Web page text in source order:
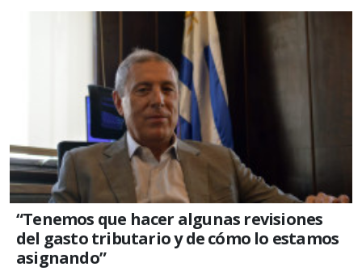
“Tenemos que hacer algunas revisiones
del gasto tributario y de cómo lo estamos
asignando”